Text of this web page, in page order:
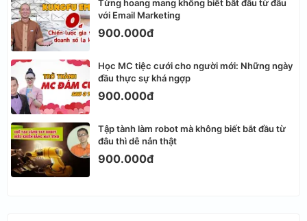
Từng hoang mang không biết bắt đầu từ đâu
với Email Marketing
900.000đ
Học MC tiệc cưới cho người mới: Những ngày
đầu thực sự khá ngợp
900.000đ
Tập tành làm robot mà không biết bắt đầu từ
đâu thì dễ nản thật
900.000đ